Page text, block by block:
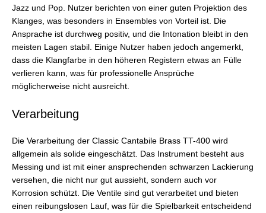
Jazz und Pop. Nutzer berichten von einer guten Projektion des
Klanges, was besonders in Ensembles von Vorteil ist. Die
Ansprache ist durchweg positiv, und die Intonation bleibt in den
meisten Lagen stabil. Einige Nutzer haben jedoch angemerkt,
dass die Klangfarbe in den höheren Registern etwas an Fülle
verlieren kann, was für professionelle Ansprüche
möglicherweise nicht ausreicht.
Verarbeitung
Die Verarbeitung der Classic Cantabile Brass TT-400 wird
allgemein als solide eingeschätzt. Das Instrument besteht aus
Messing und ist mit einer ansprechenden schwarzen Lackierung
versehen, die nicht nur gut aussieht, sondern auch vor
Korrosion schützt. Die Ventile sind gut verarbeitet und bieten
einen reibungslosen Lauf, was für die Spielbarkeit entscheidend